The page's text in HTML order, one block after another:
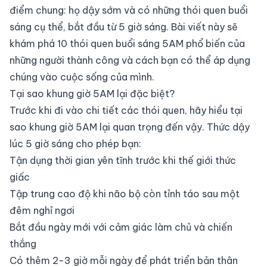
điểm chung: họ dậy sớm và có những thói quen buổi
sáng cụ thể, bắt đầu từ 5 giờ sáng. Bài viết này sẽ
khám phá 10 thói quen buổi sáng 5AM phổ biến của
những người thành công và cách bạn có thể áp dụng
chúng vào cuộc sống của mình.
Tại sao khung giờ 5AM lại đặc biệt?
Trước khi đi vào chi tiết các thói quen, hãy hiểu tại
sao khung giờ 5AM lại quan trọng đến vậy. Thức dậy
lúc 5 giờ sáng cho phép bạn:
Tận dụng thời gian yên tĩnh trước khi thế giới thức
giấc
Tập trung cao độ khi não bộ còn tỉnh táo sau một
đêm nghỉ ngơi
Bắt đầu ngày mới với cảm giác làm chủ và chiến
thắng
Có thêm 2-3 giờ mỗi ngày để phát triển bản thân